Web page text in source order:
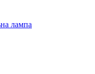
лампа